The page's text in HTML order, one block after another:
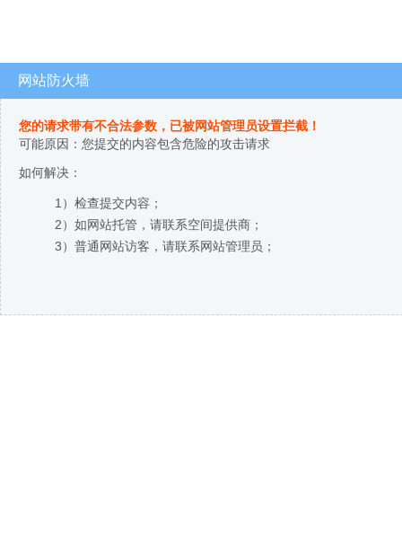
网站防火墙
您的请求带有不合法参数，已被网站管理员设置拦截！
可能原因：您提交的内容包含危险的攻击请求
如何解决：
1）检查提交内容；
2）如网站托管，请联系空间提供商；
3）普通网站访客，请联系网站管理员；